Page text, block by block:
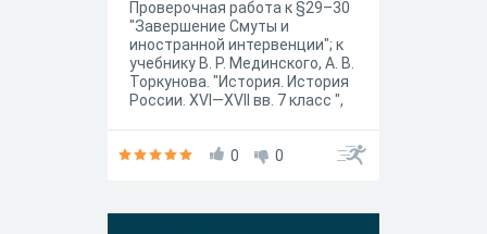
в XVII в.
Проверочная работа к §29–30
"Завершение Смуты и
иностранной интервенции"; к
учебнику В. Р. Мединского, А. В.
Торкунова. "История. История
России. XVI—XVII вв. 7 класс ",
год.
0 0